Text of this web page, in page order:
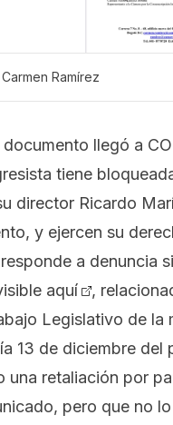
Ramírez
llegó a
tiene
director Ricardo
y ejercen su
a denuncia
aquí
,
Legislativo de
13 de diciembre
retaliación por
pero que no